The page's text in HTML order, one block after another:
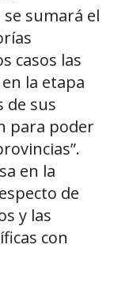
sumará el
casos las
la etapa
de sus
para poder
en la
de
y las
con